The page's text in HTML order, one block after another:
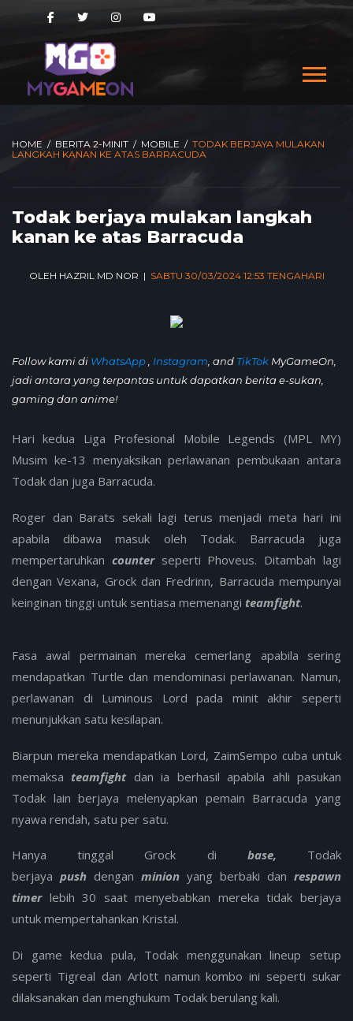
HOME / BERITA 2-MINIT / MOBILE / TODAK BERJAYA MULAKAN
LANGKAH KANAN KE ATAS BARRACUDA
Todak berjaya mulakan langkah
kanan ke atas Barracuda
OLEH HAZRIL MD NOR | SABTU 30/03/2024 12:53 TENGAHARI
Follow kami di WhatsApp Instagram , and TikTok MyGameOn,
jadi antara yang terpantas untuk dapatkan berita e-sukan,
gaming dan anime!
Hari kedua Liga Profesional Mobile Legends (MPL MY)
Musim ke-13 menyaksikan perlawanan pembukaan antara
Todak dan juga Barracuda.
Roger dan Barats sekali lagi terus menjadi meta hari ini
apabila dibawa masuk oleh Todak. Barracuda juga
mempertaruhkan counter seperti Phoveus. Ditambah lagi
dengan Vexana, Grock dan Fredrinn, Barracuda mempunyai
keinginan tinggi untuk sentiasa memenangi teamfight.
Fasa awal permainan mereka cemerlang apabila sering
mendapatkan Turtle dan mendominasi perlawanan. Namun,
perlawanan di Luminous Lord pada minit akhir seperti
menunjukkan satu kesilapan.
Biarpun mereka mendapatkan Lord, ZaimSempo cuba untuk
memaksa teamfightdan ia berhasil apabila ahli pasukan
Todak lain berjaya melenyapkan pemain Barracuda yang
nyawa rendah, satu per satu.
Hanya tinggal Grock di base, Todak
berjaya push dengan minion yang berbaki dan respawn
timer lebih 30 saat menyebabkan mereka tidak berjaya
untuk mempertahankan Kristal.
Di game kedua pula, Todak menggunakan lineup setup
seperti Tigreal dan Arlott namun kombo ini seperti sukar
dilaksanakan dan menghukum Todak berulang kali.